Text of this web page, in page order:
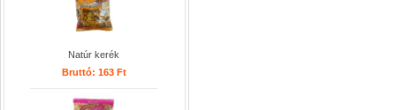
Natúr kerék
Bruttó: 163 Ft